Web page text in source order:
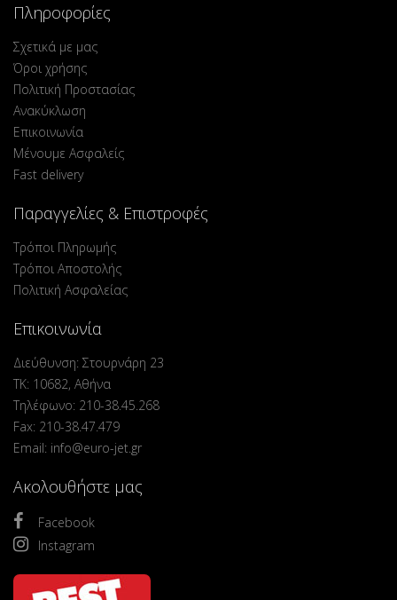
Πληροφορίες
Σχετικά με μας
Όροι χρήσης
Πολιτική Προστασίας
Ανακύκλωση
Επικοινωνία
Μένουμε Ασφαλείς
Fast delivery
Παραγγελίες & Επιστροφές
Τρόποι Πληρωμής
Τρόποι Αποστολής
Πολιτική Ασφαλείας
Επικοινωνία
Διεύθυνση: Στουρνάρη 23
ΤΚ: 10682, Αθήνα
Τηλέφωνο: 210-38.45.268
Fax: 210-38.47.479
Email: info@euro-jet.gr
Ακολουθήστε μας
Facebook
Instagram